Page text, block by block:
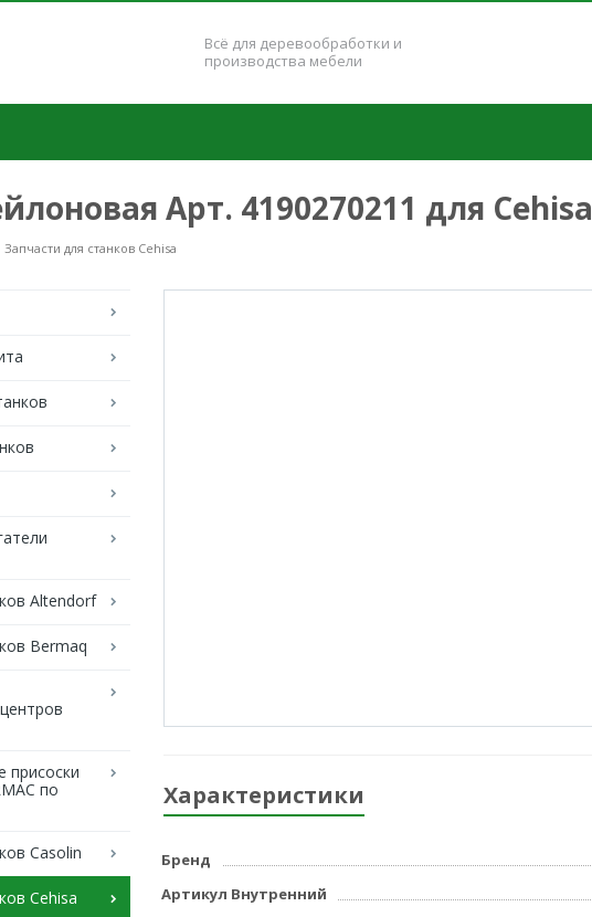
Всё для деревообработки и
производства мебели
Арт. 4190270211 для Cehisa
Запчасти для станков Cehisa
Altendorf
Bermaq
присоски
по
Casolin
Cehisa
Характеристики
Бренд
Артикул Внутренний